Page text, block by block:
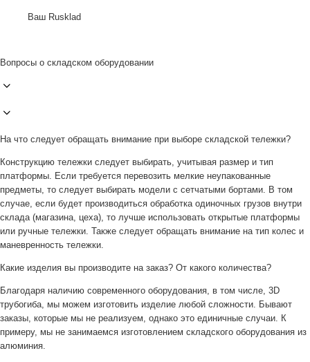
Ваш Rusklad
Вопросы о складском оборудовании
На что следует обращать внимание при выборе складской тележки?
Конструкцию тележки следует выбирать, учитывая размер и тип
платформы. Если требуется перевозить мелкие неупакованные
предметы, то следует выбирать модели с сетчатыми бортами. В том
случае, если будет производиться обработка одиночных грузов внутри
склада (магазина, цеха), то лучше использовать открытые платформы
или ручные тележки. Также следует обращать внимание на тип колес и
маневренность тележки.
Какие изделия вы производите на заказ? От какого количества?
Благодаря наличию современного оборудования, в том числе, 3D
трубогиба, мы можем изготовить изделие любой сложности. Бывают
заказы, которые мы не реализуем, однако это единичные случаи. К
примеру, мы не занимаемся изготовлением складского оборудования из
алюминия.